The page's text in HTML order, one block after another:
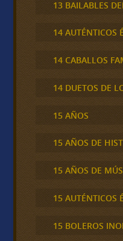
13 BAILABLES
14 AUTÉNTICOS
14 CABALLOS
14 DUETOS DE
15 AÑOS
15 AÑOS DE
15 AÑOS DE
15 AUTÉNTICOS
15 BOLEROS